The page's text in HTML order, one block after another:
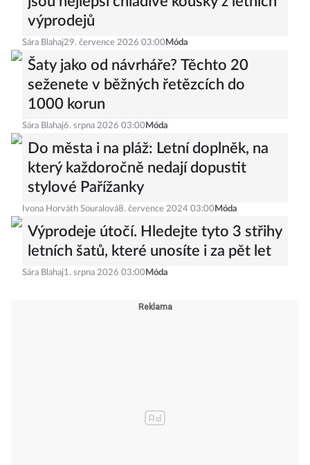
výprodejů
Sára Blahaj29. července 2026 03:00 Móda
Šaty jako od návrháře? Těchto 20
seženete v běžných řetězcích do
1000 korun
Sára Blahaj6. srpna 2026 03:00 Móda
Do města i na pláž: Letní doplněk, na
který každoročně nedají dopustit
stylové Pařížanky
Ivona Horváth Souralová8. července 2024 03:00 Móda
Výprodeje útočí. Hledejte tyto 3 střihy
letních šatů, které unosíte i za pět let
Sára Blahaj1. srpna 2026 03:00 Móda